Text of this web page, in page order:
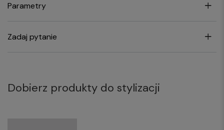
Parametry
Zadaj pytanie
Dobierz produkty do stylizacji